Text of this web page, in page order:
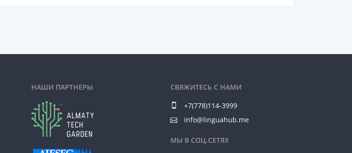
НАШИ ПАРТНЕРЫ
СВЯЖИТЕСЬ С НАМИ
+7(778)114-3999
info@linguahub.me
МЫ В СОЦ.СЕТЯХ